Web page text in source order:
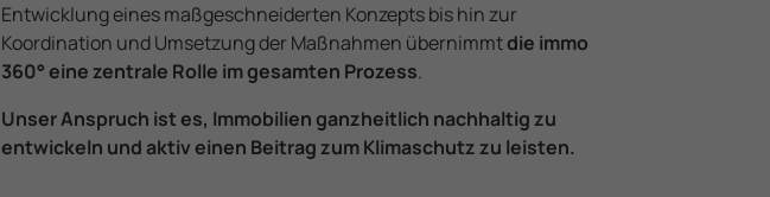
Entwicklung eines maßgeschnei­derten Konzepts bis hin zur
Koordination und Umsetzung der Maßnahmen übernimmtdie immo
360° eine zentrale Rolle im gesamten Prozess.
Unser Anspruch ist es, Immobilien ganzheitlich nachhaltig zu
entwickeln und aktiv einen Beitrag zum Klimaschutz zu leisten.